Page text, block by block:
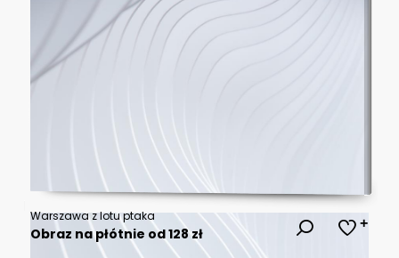
Warszawa z lotu ptaka
Obraz na płótnie od 128 zł